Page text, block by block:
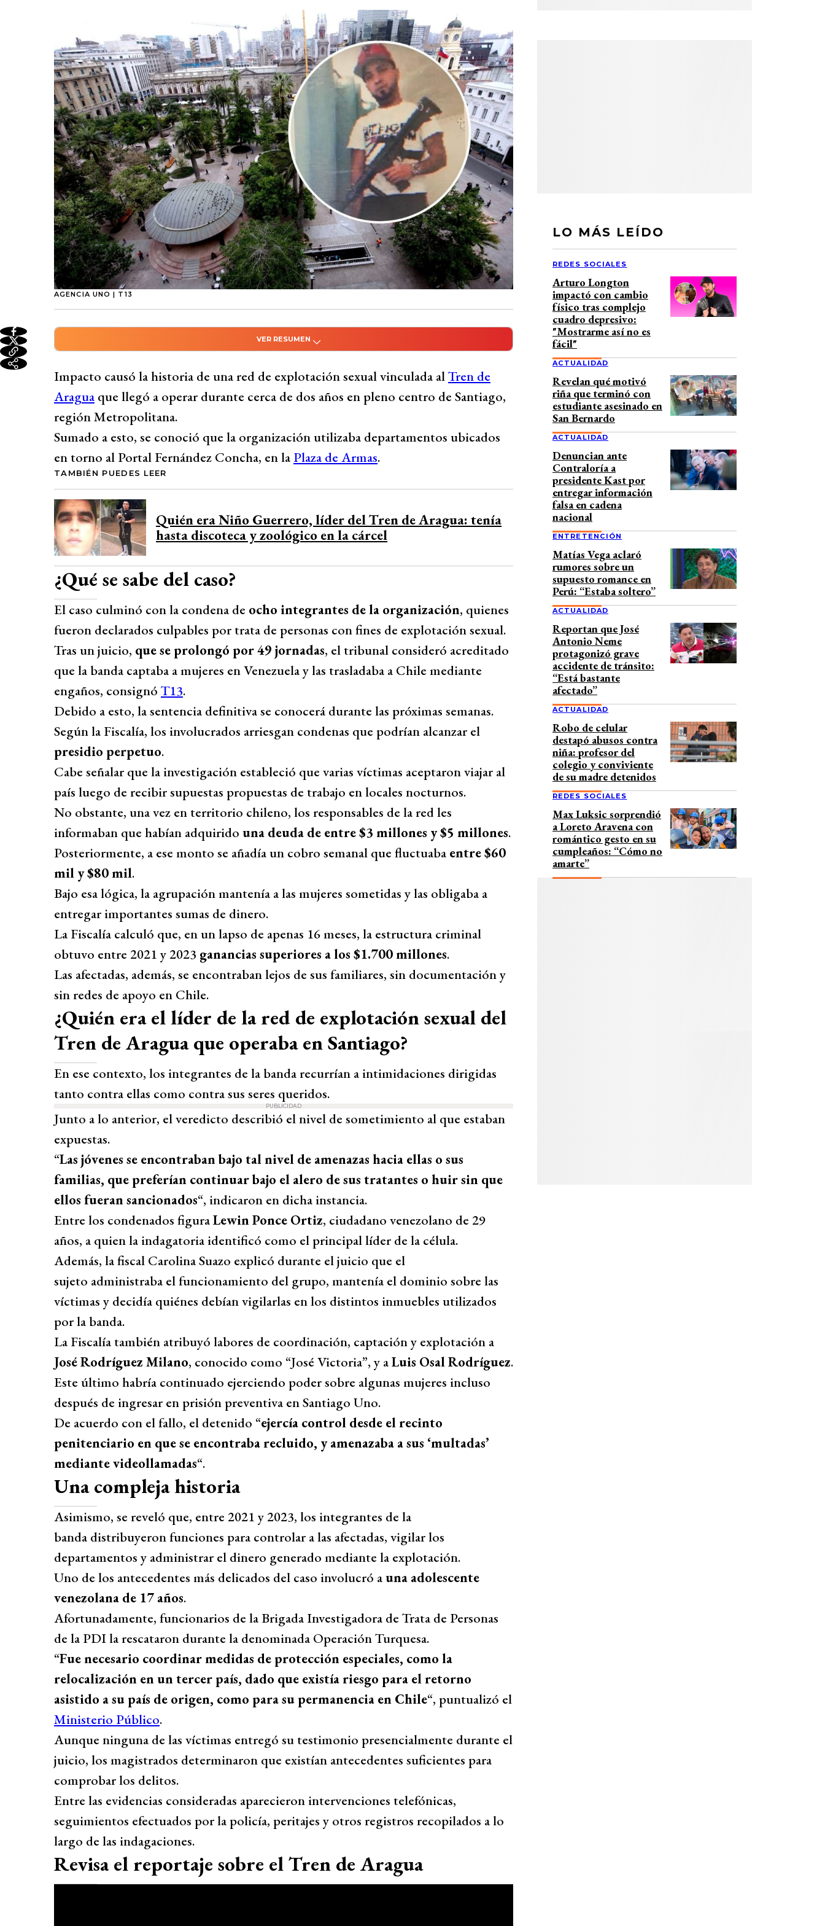
AGENCIA UNO | T13
VER RESUMEN
Impacta red de explotación sexual vinculada al Tren de Aragua que operó en Santiago
durante cerca de dos años, utilizando departamentos en el centro de la ciudad. Ocho
miembros condenados por trata de personas, trasladaban mujeres desde Venezuela
con engaños y deudas de hasta $5 millones. Ganancias de $1.700 millones obtenidas
en 16 meses, sometiendo a las víctimas y amenazando tanto a ellas como a sus
familiares. Identifican a Lewin Ponce Ortiz como líder de la red, con José Rodríguez
Milano y Luis Osal Rodríguez coordinando la explotación, incluso desde prisión.
Rescatan a adolescente venezolana de 17 años durante la Operación Turquesa,
evidencias como intervenciones telefónicas confirmaron los delitos. Sentencia final se
espera en las próximas semanas.
Impacto causó la historia de una red de explotación sexual vinculada alTren de
Aragua que llegó a operar durante cerca de dos años en pleno centro de Santiago,
región Metropolitana.
Sumado a esto, se conoció que la organización utilizaba departamentos ubicados
en torno al Portal Fernández Concha, en la Plaza de Armas.
TAMBIÉN PUEDES LEER
Quién era Niño Guerrero, líder del Tren de Aragua: tenía
hasta discoteca y zoológico en la cárcel
¿Qué se sabe del caso?
El caso culminó con la condena de ocho integrantes de la organización, quienes
fueron declarados culpables por trata de personas con fines de explotación sexual.
Tras un juicio, que se prolongó por 49 jornadas, el tribunal consideró acreditado
que la banda captaba a mujeres en Venezuela y las trasladaba a Chile mediante
engaños, consignó T13.
Debido a esto, la sentencia definitiva se conocerá durante las próximas semanas.
Según la Fiscalía, los involucrados arriesgan condenas que podrían alcanzar el
presidio perpetuo.
Cabe señalar que la investigación estableció que varias víctimas aceptaron viajar al
país luego de recibir supuestas propuestas de trabajo en locales nocturnos.
No obstante, una vez en territorio chileno, los responsables de la red les
informaban que habían adquirido una deuda de entre $3 millones y $5 millones.
Posteriormente, a ese monto se añadía un cobro semanal que fluctuaba entre $60
mil y $80 mil.
Bajo esa lógica, la agrupación mantenía a las mujeres sometidas y las obligaba a
entregar importantes sumas de dinero.
La Fiscalía calculó que, en un lapso de apenas 16 meses, la estructura criminal
obtuvo entre 2021 y 2023 ganancias superiores a los $1.700 millones.
Las afectadas, además, se encontraban lejos de sus familiares, sin documentación y
sin redes de apoyo en Chile.
¿Quién era el líder de la red de explotación sexual del
Tren de Aragua que operaba en Santiago?
En ese contexto, los integrantes de la banda recurrían a intimidaciones dirigidas
tanto contra ellas como contra sus seres queridos.
PUBLICIDAD
Junto a lo anterior, el veredicto describió el nivel de sometimiento al que estaban
expuestas.
“Las jóvenes se encontraban bajo tal nivel de amenazas hacia ellas o sus
familias, que preferían continuar bajo el alero de sus tratantes o huir sin que
ellos fueran sancionados“, indicaron en dicha instancia.
Entre los condenados figuraLewin Ponce Ortiz, ciudadano venezolano de 29
años, a quien la indagatoria identificó como el principal líder de la célula.
Además, la fiscal Carolina Suazo explicó durante el juicio que el
sujeto administraba el funcionamiento del grupo, mantenía el dominio sobre las
víctimas y decidía quiénes debían vigilarlas en los distintos inmuebles utilizados
por la banda.
La Fiscalía también atribuyó labores de coordinación, captación y explotación a
José Rodríguez Milano, conocido como “José Victoria”, y aLuis Osal Rodríguez.
Este último habría continuado ejerciendo poder sobre algunas mujeres incluso
después de ingresar en prisión preventiva en Santiago Uno.
De acuerdo con el fallo, el detenido “ejercía control desde el recinto
penitenciario en que se encontraba recluido, y amenazaba a sus ‘multadas’
mediante videollamadas“.
Una compleja historia
Asimismo, se reveló que, entre 2021 y 2023, los integrantes de la
banda distribuyeron funciones para controlar a las afectadas, vigilar los
departamentos y administrar el dinero generado mediante la explotación.
Uno de los antecedentes más delicados del caso involucró auna adolescente
venezolana de 17 años.
Afortunadamente, funcionarios de la Brigada Investigadora de Trata de Personas
de la PDI la rescataron durante la denominada Operación Turquesa.
“Fue necesario coordinar medidas de protección especiales, como la
relocalización en un tercer país, dado que existía riesgo para el retorno
asistido a su país de origen, como para su permanencia en Chile“, puntualizó el
Ministerio Público.
Aunque ninguna de las víctimas entregó su testimonio presencialmente durante el
juicio, los magistrados determinaron que existían antecedentes suficientes para
comprobar los delitos.
Entre las evidencias consideradas aparecieron intervenciones telefónicas,
seguimientos efectuados por la policía, peritajes y otros registros recopilados a lo
largo de las indagaciones.
Revisa el reportaje sobre el Tren de Aragua
LO MÁS LEÍDO
REDES SOCIALES
Arturo Longton
impactó con cambio
físico tras complejo
cuadro depresivo:
"Mostrarme así no es
fácil"
ACTUALIDAD
Revelan qué motivó
riña que terminó con
estudiante asesinado en
San Bernardo
ACTUALIDAD
Denuncian ante
Contraloría a
presidente Kast por
entregar información
falsa en cadena
nacional
ENTRETENCIÓN
Matías Vega aclaró
rumores sobre un
supuesto romance en
Perú: “Estaba soltero”
ACTUALIDAD
Reportan que José
Antonio Neme
protagonizó grave
accidente de tránsito:
“Está bastante
afectado”
ACTUALIDAD
Robo de celular
destapó abusos contra
niña: profesor del
colegio y conviviente
de su madre detenidos
REDES SOCIALES
Max Luksic sorprendió
a Loreto Aravena con
romántico gesto en su
cumpleaños: “Cómo no
amarte”